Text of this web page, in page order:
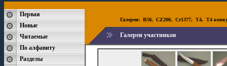
Первая
Новые
Читаемые
По алфавиту
Разделы
Галереи: B50, CZ200, Cr1377, T4, T4
Галереи участников